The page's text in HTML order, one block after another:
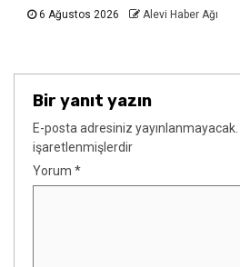
6 Ağustos 2026 Alevi Haber Ağı
Bir yanıt yazın
E-posta adresiniz yayınlanmayacak.
işaretlenmişlerdir
Yorum *